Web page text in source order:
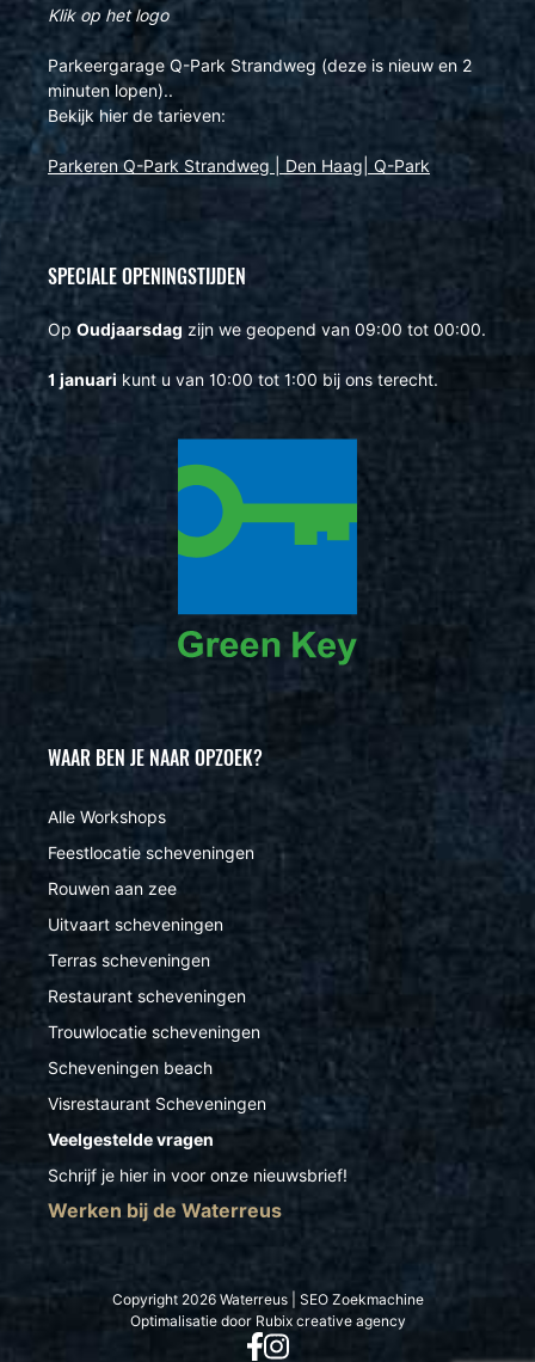
Klik op het logo
Parkeergarage Q-Park Strandweg (deze is nieuw en 2
minuten lopen)..
Bekijk hier de tarieven:
Parkeren Q-Park Strandweg | Den Haag| Q-Park
SPECIALE OPENINGSTIJDEN
Op Oudjaarsdag zijn we geopend van 09:00 tot 00:00.
1 januari kunt u van 10:00 tot 1:00 bij ons terecht.
WAAR BEN JE NAAR OPZOEK?
Alle Workshops
Feestlocatie scheveningen
Rouwen aan zee
Uitvaart scheveningen
Terras scheveningen
Restaurant scheveningen
Trouwlocatie scheveningen
Scheveningen beach
Visrestaurant Scheveningen
Veelgestelde vragen
Schrijf je hier in voor onze nieuwsbrief!
Werken bij de Waterreus
Copyright 2026 Waterreus | SEO Zoekmachine
Optimalisatiedoor Rubix creative agency